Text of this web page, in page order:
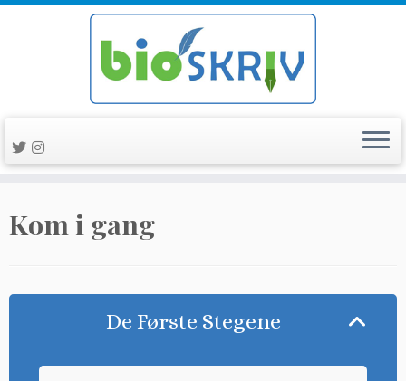
to
content
Kom i gang
De Første Stegene